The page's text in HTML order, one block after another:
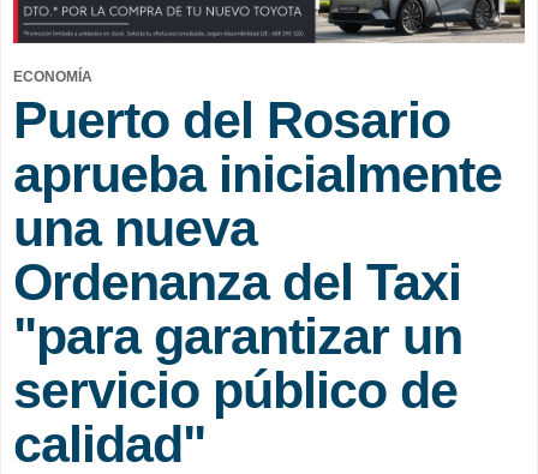
ECONOMÍA
Puerto del Rosario
aprueba inicialmente
una nueva
Ordenanza del Taxi
"para garantizar un
servicio público de
calidad"